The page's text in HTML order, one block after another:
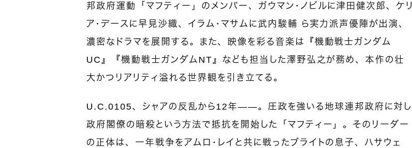
邦政府運動「マフティー」のメンバー、ガウマン・ノビルに津田健次郎、ケリ
ア・デースに早見沙織、イラム・マサムに武内駿輔 ら実力派声優陣が出演、
濃密なドラマを展開する。また、映像を彩る音楽は『機動戦士ガンダム
UC』『機動戦士ガンダムNT』なども担当した澤野弘之が務め、本作の壮
大かつリアリティ溢れる世界観を引き立てる。
U.C.0105、シャアの反乱から12年——。圧政を強いる地球連邦政府に対し
政府閣僚の暗殺という方法で抵抗を開始した「マフティー」。そのリーダー
の正体は、一年戦争をアムロ・レイと共に戦ったブライトの息子、ハサウェ